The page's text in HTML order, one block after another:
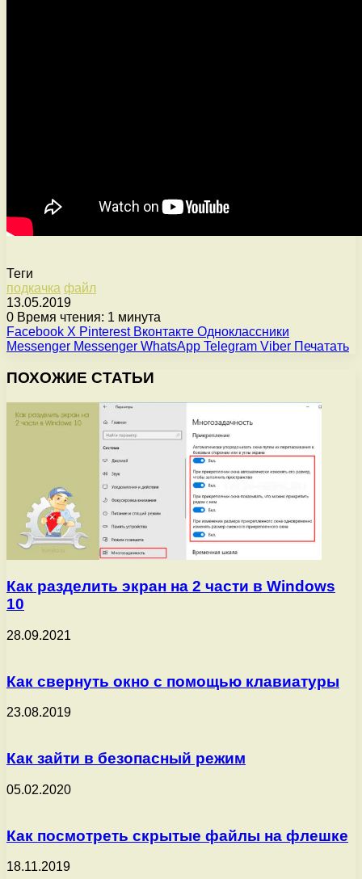
Теги
подкачка файл
13.05.2019
0 Время чтения: 1 минута
Facebook X Pinterest Вконтакте Одноклассники
Messenger Messenger WhatsApp Telegram Viber Печатать
ПОХОЖИЕ СТАТЬИ
Как разделить экран на 2 части в Windows
10
28.09.2021
Как свернуть окно с помощью клавиатуры
23.08.2019
Как зайти в безопасный режим
05.02.2020
Как посмотреть скрытые файлы на флешке
18.11.2019